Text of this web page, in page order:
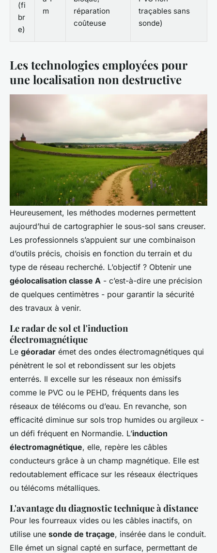
(fi
br
e)
m
réparation
coûteuse
traçables sans
sonde)
Les technologies employées pour
une localisation non destructive
Heureusement, les méthodes modernes permettent
aujourd’hui de cartographier le sous-sol sans creuser.
Les professionnels s’appuient sur une combinaison
d’outils précis, choisis en fonction du terrain et du
type de réseau recherché. L’objectif ? Obtenir une
géolocalisation classe A - c’est-à-dire une précision
de quelques centimètres - pour garantir la sécurité
des travaux à venir.
Le radar de sol et l'induction
électromagnétique
Le géoradar émet des ondes électromagnétiques qui
pénètrent le sol et rebondissent sur les objets
enterrés. Il excelle sur les réseaux non émissifs
comme le PVC ou le PEHD, fréquents dans les
réseaux de télécoms ou d’eau. En revanche, son
efficacité diminue sur sols trop humides ou argileux -
un défi fréquent en Normandie. L’induction
électromagnétique, elle, repère les câbles
conducteurs grâce à un champ magnétique. Elle est
redoutablement efficace sur les réseaux électriques
ou télécoms métalliques.
L'avantage du diagnostic technique à distance
Pour les fourreaux vides ou les câbles inactifs, on
utilise une sonde de traçage, insérée dans le conduit.
Elle émet un signal capté en surface, permettant de